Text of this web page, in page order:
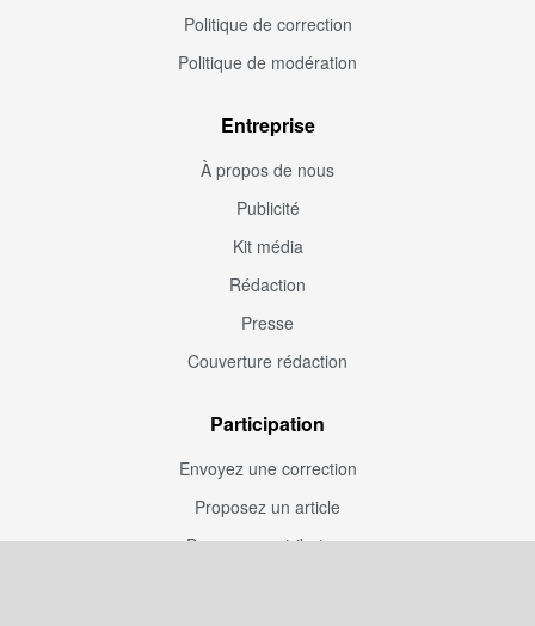
Politique de correction
Politique de modération
Entreprise
À propos de nous
Publicité
Kit média
Rédaction
Presse
Couverture rédaction
Participation
Envoyez une correction
Proposez un article
Devenez contributeur